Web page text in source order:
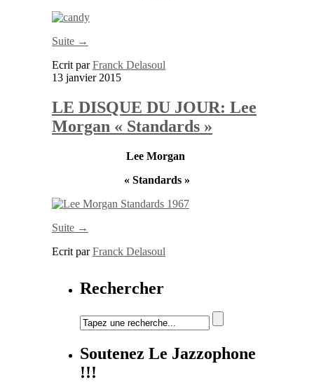
Suite →
Ecrit parFranck Delasoul
13 janvier 2015
LE DISQUE DU JOUR: Lee
Morgan « Standards »
Lee Morgan
« Standards »
Suite →
Ecrit parFranck Delasoul
Rechercher
Soutenez Le Jazzophone
!!!